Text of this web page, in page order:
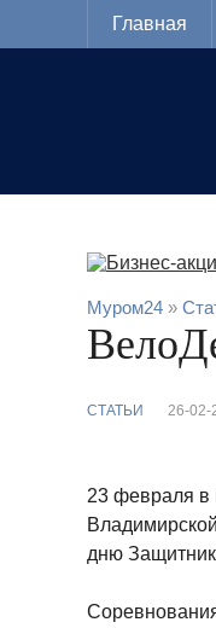
Главная
Муром24 »
СТАТЬИ 26-02-
23 февраля в
дню